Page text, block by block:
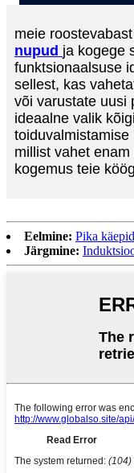
meie
nupud ja kogege
funktsionaalsuse
sellest, kas
või varustate uusi
ideaalne valik
toiduvalmistamise
millist vahet
kogemus teie
Eelmine: Pika
Järgmine: